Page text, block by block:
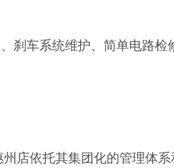
、刹车系统维护、简单电路检
州店依托其集团化的管理